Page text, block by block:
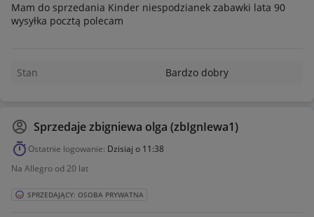
Mam do sprzedania Kinder niespodzianek zabawki lata 90
wysyłka pocztą polecam
Stan Bardzo dobry
Sprzedajezbigniewa olga (zbIgnIewa1)
Ostatnie logowanie: Dzisiaj o 11:38
Na Allegro od 20 lat
SPRZEDAJĄCY: OSOBA PRYWATNA